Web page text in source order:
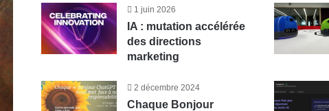
1 juin 2026
IA : mutation accélérée
des directions
marketing
2 décembre 2024
Chaque Bonjour